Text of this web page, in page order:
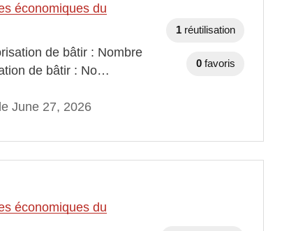
économiques du
de bâtir : Nombre
de bâtir : No…
June 27, 2026
1 réutilisation
0 favoris
économiques du